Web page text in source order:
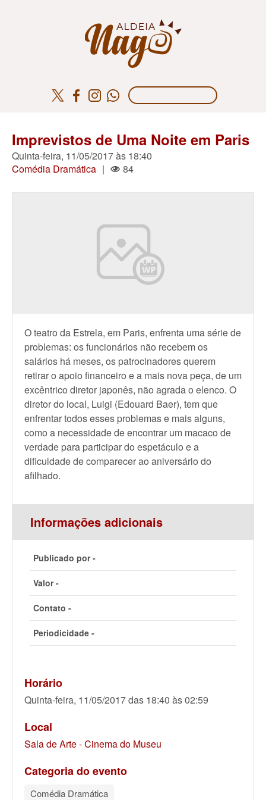
Imprevistos de Uma Noite em Paris
Quinta-feira, 11/05/2017 às 18:40
Comédia Dramática | 84
O teatro da Estrela, em Paris, enfrenta uma série de
problemas: os funcionários não recebem os
salários há meses, os patrocinadores querem
retirar o apoio financeiro e a mais nova peça, de um
excêntrico diretor japonês, não agrada o elenco. O
diretor do local, Luigi (Edouard Baer), tem que
enfrentar todos esses problemas e mais alguns,
como a necessidade de encontrar um macaco de
verdade para participar do espetáculo e a
dificuldade de comparecer ao aniversário do
afilhado.
Informações adicionais
Publicado por -
Valor -
Contato -
Periodicidade -
Horário
Quinta-feira, 11/05/2017 das 18:40 às 02:59
Local
Sala de Arte - Cinema do Museu
Categoria do evento
Comédia Dramática